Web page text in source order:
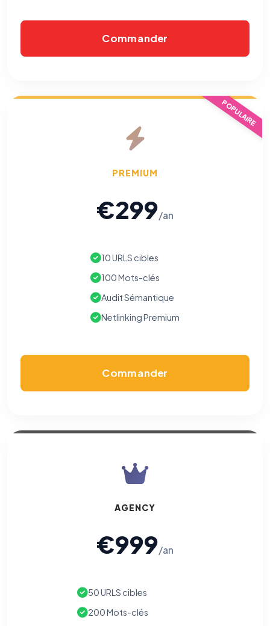
Commander
POPULAIRE
PREMIUM
€299/an
10 URLS cibles
100 Mots-clés
Audit Sémantique
Netlinking Premium
Commander
AGENCY
€999/an
50 URLS cibles
200 Mots-clés